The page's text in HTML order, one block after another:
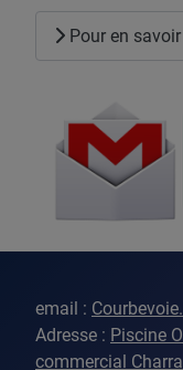
Pour en
email :
Adresse : Piscine
commercial